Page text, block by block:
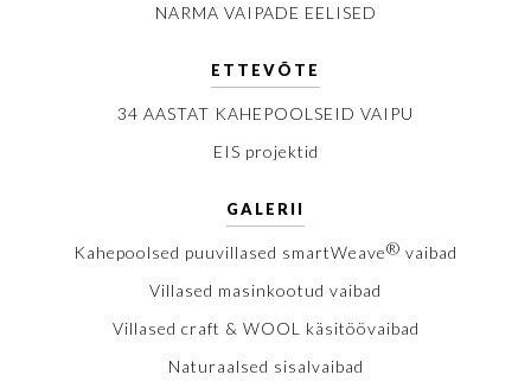
NARMA VAIPADE EELISED
ETTEVÕTE
34 AASTAT KAHEPOOLSEID VAIPU
EIS projektid
GALERII
Kahepoolsed puuvillased smartWeave® vaibad
Villased masinkootud vaibad
Villased craft & WOOL käsitöövaibad
Naturaalsed sisalvaibad